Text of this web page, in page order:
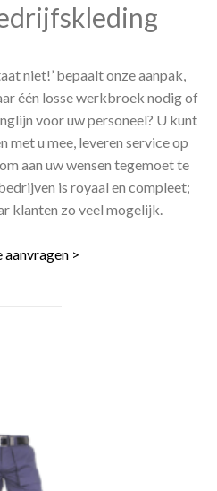
niet!’ bepaalt onze aanpak,
één losse werkbroek nodig of
voor uw personeel? U kunt
met u mee, leveren service op
aan uw wensen tegemoet te
is royaal en compleet;
klanten zo veel mogelijk.
>